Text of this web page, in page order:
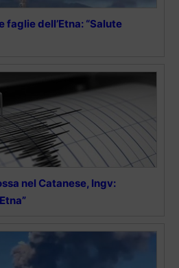
faglie dell’Etna: “Salute
nel Catanese, Ingv: